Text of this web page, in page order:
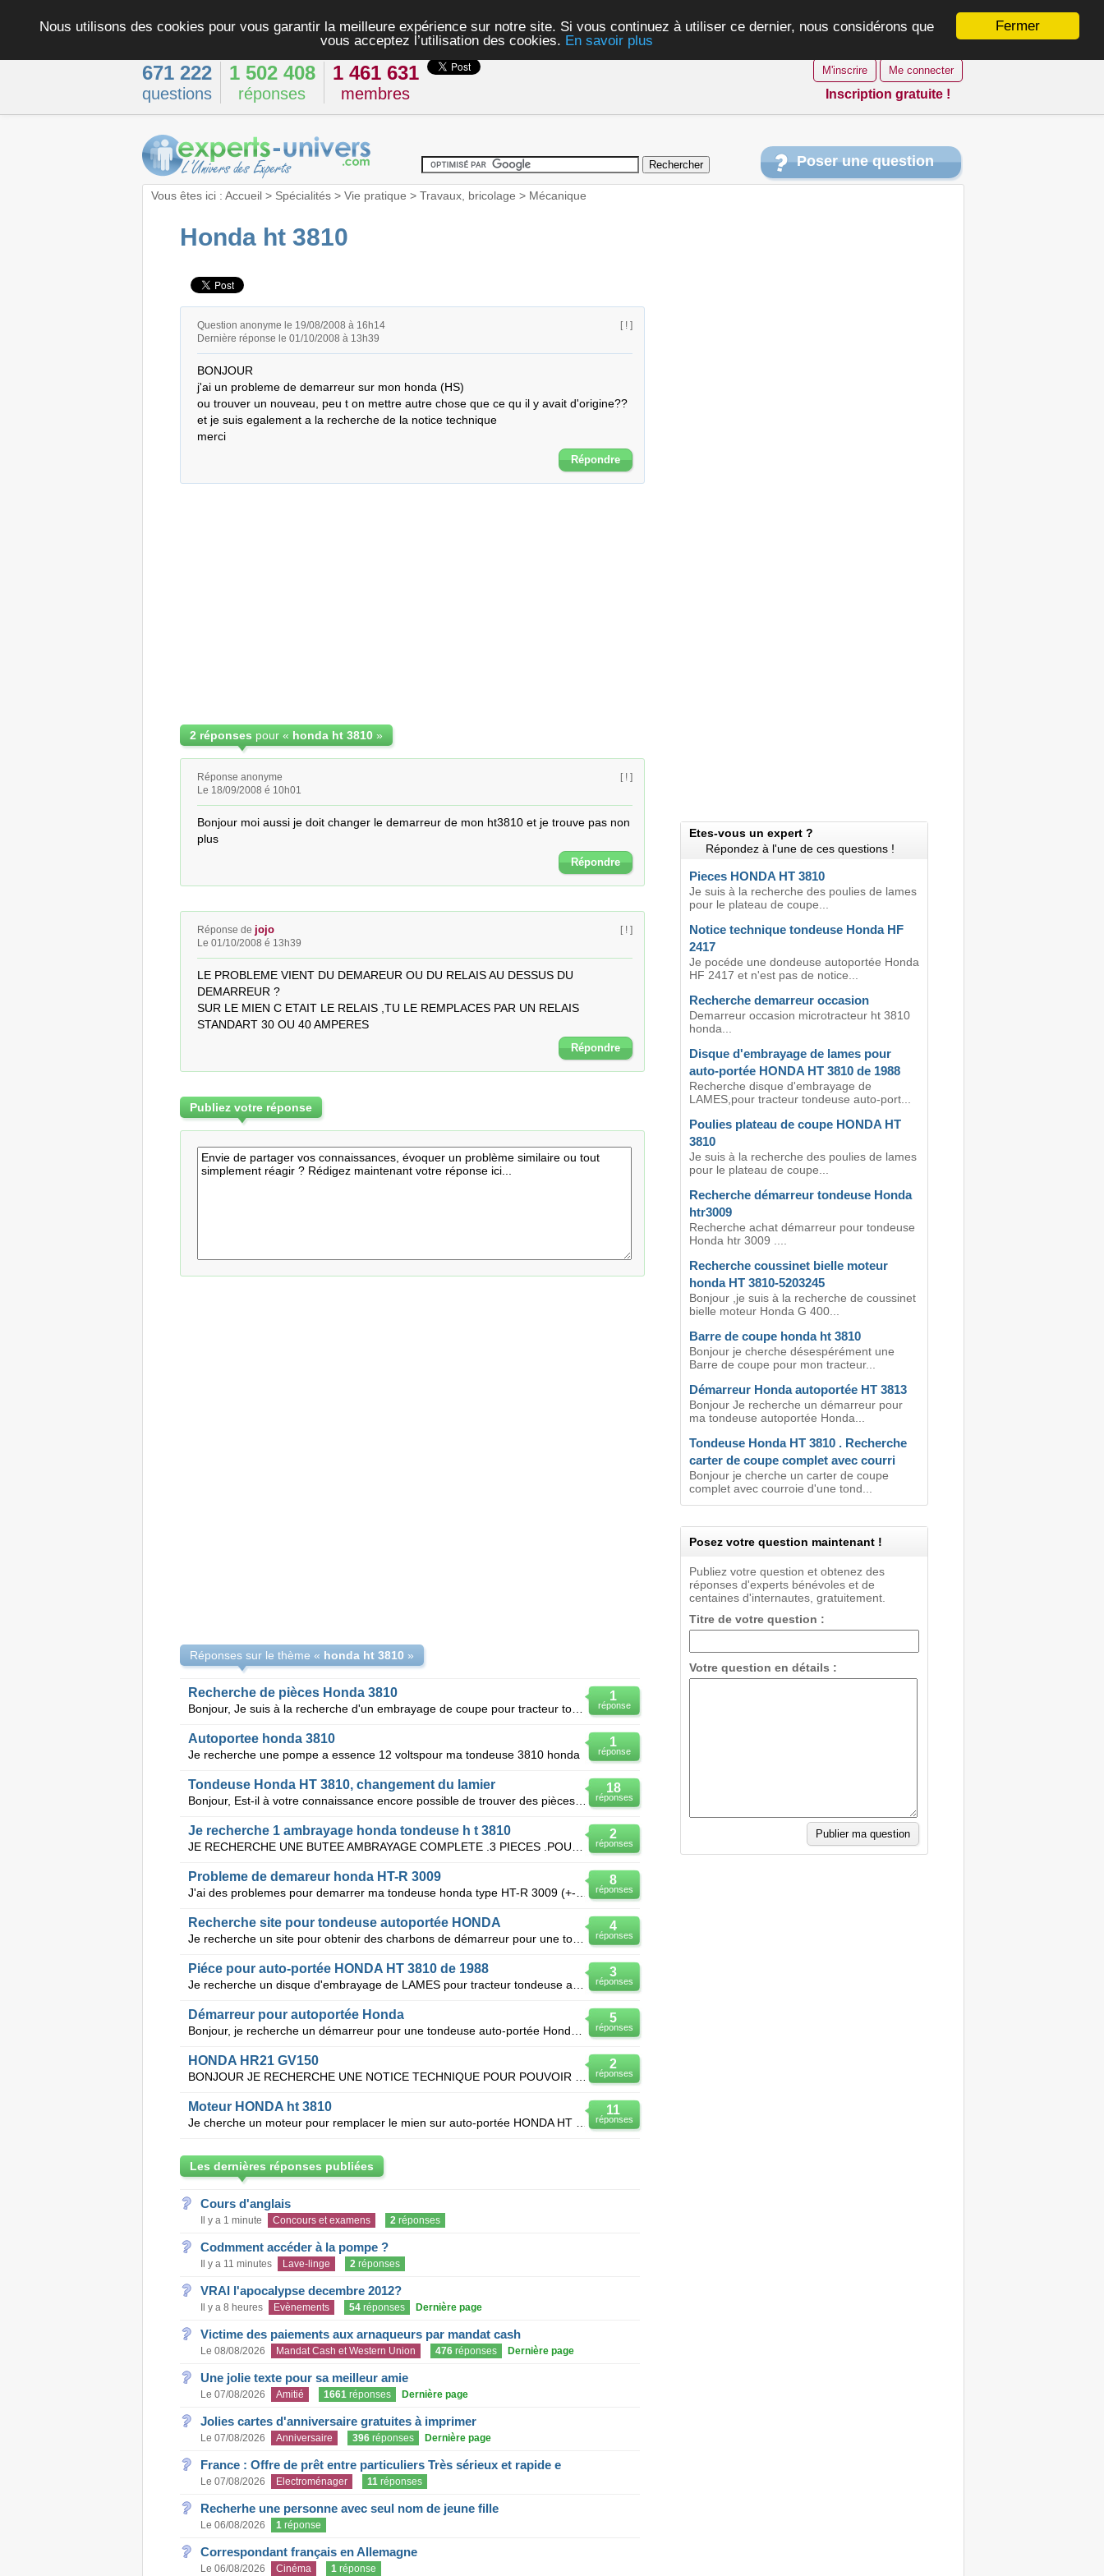
Fermer
Nous utilisons des cookies pour vous garantir la meilleure expérience sur notre site. Si vous continuez à utiliser ce dernier, nous considérons que
vous acceptez l’utilisation des cookies. En savoir plus
671 222
questions
1 502 408
réponses
1 461 631
membres
M'inscrire Me connecter
Inscription gratuite !
Poser une question
Vous êtes ici : Accueil> Spécialités> Vie pratique > Travaux, bricolage > Mécanique
Honda ht 3810
Question anonyme le 19/08/2008 à 16h14
Dernière réponse le 01/10/2008 à 13h39
[ ! ]
BONJOUR
j'ai un probleme de demarreur sur mon honda (HS)
ou trouver un nouveau, peu t on mettre autre chose que ce qu il y avait d'origine??
et je suis egalement a la recherche de la notice technique
merci
Répondre
2 réponses pour « honda ht 3810»
Réponse anonyme
Le 18/09/2008 é 10h01
[ ! ]
Bonjour moi aussi je doit changer le demarreur de mon ht3810 et je trouve pas non
plus
Répondre
Réponse de jojo
Le 01/10/2008 é 13h39
[ ! ]
LE PROBLEME VIENT DU DEMAREUR OU DU RELAIS AU DESSUS DU
DEMARREUR ?
SUR LE MIEN C ETAIT LE RELAIS ,TU LE REMPLACES PAR UN RELAIS
STANDART 30 OU 40 AMPERES
Répondre
Publiez votre réponse
Réponses sur le thème « honda ht 3810»
1
réponse
Recherche de pièces Honda 3810
Bonjour, Je suis à la recherche d'un embrayage de coupe pour tracteur tondeuse Honda HT 3810 Mer
1
réponse
Autoportee honda 3810
Je recherche une pompe a essence 12 voltspour ma tondeuse 3810 honda
18
réponses
Tondeuse Honda HT 3810, changement du lamier
Bonjour, Est-il à votre connaissance encore possible de trouver des pièces pour une tondeuse auto
2
réponses
Je recherche 1 ambrayage honda tondeuse h t 3810
8
réponses
Probleme de demareur honda HT-R 3009
4
réponses
Recherche site pour tondeuse autoportée HONDA
Je recherche un site pour obtenir des charbons de démarreur pour une tondeuse Honda Modéle HT 3810
3
réponses
Piéce pour auto-portée HONDA HT 3810 de 1988
5
réponses
Démarreur pour autoportée Honda
2
réponses
HONDA HR21 GV150
11
réponses
Moteur HONDA ht 3810
Les dernières réponses publiées
Cours d'anglais
Il y a 1 minute Concours et examens 2réponses
Codmment accéder à la pompe ?
Il y a 11 minutes Lave-linge 2réponses
VRAI l'apocalypse decembre 2012?
Il y a 8 heures Evènements 54réponses Dernière page
Victime des paiements aux arnaqueurs par mandat cash
Le 08/08/2026 Mandat Cash et Western Union 476réponses Dernière page
Une jolie texte pour sa meilleur amie
Le 07/08/2026 Amitié 1661réponses Dernière page
Jolies cartes d'anniversaire gratuites à imprimer
Le 07/08/2026 Anniversaire 396réponses Dernière page
France : Offre de prêt entre particuliers Très sérieux et rapide e
Le 07/08/2026 Electroménager 11réponses
Recherhe une personne avec seul nom de jeune fille
Le 06/08/2026 1réponse
Correspondant français en Allemagne
Le 06/08/2026 Cinéma 1réponse
Etes-vous un expert ?
Répondez à l'une de ces questions !
Pieces HONDA HT 3810
Je suis à la recherche des poulies de lames
pour le plateau de coupe...
Notice technique tondeuse Honda HF
2417
Je pocéde une dondeuse autoportée Honda
HF 2417 et n'est pas de notice...
Recherche demarreur occasion
Demarreur occasion microtracteur ht 3810
honda...
Disque d'embrayage de lames pour
auto-portée HONDA HT 3810 de 1988
Recherche disque d'embrayage de
LAMES,pour tracteur tondeuse auto-port...
Poulies plateau de coupe HONDA HT
3810
Je suis à la recherche des poulies de lames
pour le plateau de coupe...
Recherche démarreur tondeuse Honda
htr3009
Recherche achat démarreur pour tondeuse
Honda htr 3009 ....
Recherche coussinet bielle moteur
honda HT 3810-5203245
Bonjour ,je suis à la recherche de coussinet
bielle moteur Honda G 400...
Barre de coupe honda ht 3810
Bonjour je cherche désespérément une
Barre de coupe pour mon tracteur...
Démarreur Honda autoportée HT 3813
Bonjour Je recherche un démarreur pour
ma tondeuse autoportée Honda...
Tondeuse Honda HT 3810 . Recherche
carter de coupe complet avec courri
Bonjour je cherche un carter de coupe
complet avec courroie d'une tond...
Posez votre question maintenant !
Publiez votre question et obtenez des
réponses d'experts bénévoles et de
centaines d'internautes, gratuitement.
Titre de votre question :
Votre question en détails :